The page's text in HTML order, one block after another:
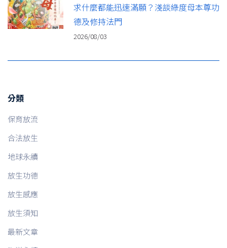
求什麼都能迅速滿願？淺談綠度母本尊功
德及修持法門
2026/08/03
分類
保育放流
合法放生
地球永續
放生功德
放生感應
放生須知
最新文章